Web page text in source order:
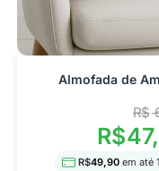
Almofada de
R$
R$
R$49,90 em até 1